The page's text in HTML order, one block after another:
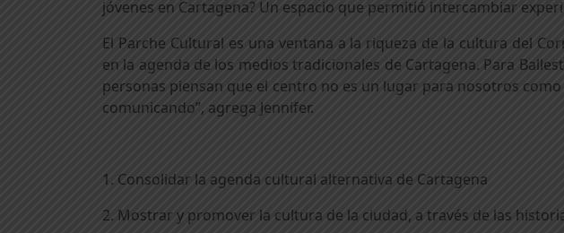
jóvenes en Cartagena? Un espacio que permitió intercambiar
El Parche Cultural es una ventana a la riqueza de la cultura del
en la agenda de los medios tradicionales de Cartagena. Para
personas piensan que el centro no es un lugar para nosotros
comunicando”, agrega Jennifer.
1. Consolidar la agenda cultural alternativa de Cartagena
2. Mostrar y promover la cultura de la ciudad, a través de las